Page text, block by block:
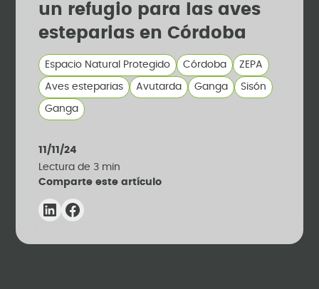
un refugio para las aves
esteparias en Córdoba
Espacio Natural Protegido Córdoba ZEPA
Aves esteparias Avutarda Ganga Sisón
Ganga
11/11/24
Lectura de 3 min
Comparte este artículo